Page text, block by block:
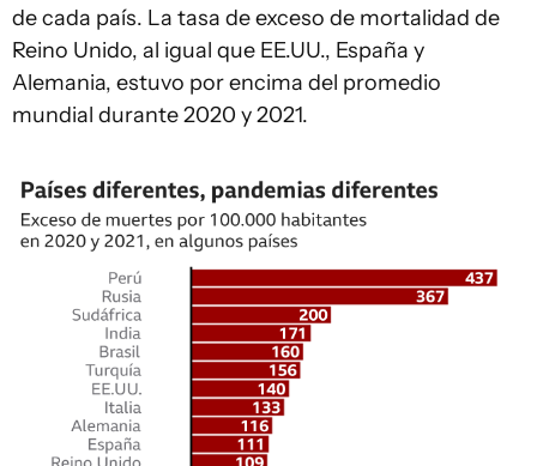
de cada país. La tasa de exceso de mortalidad de
Reino Unido, al igual que EE.UU., España y
Alemania, estuvo por encima del promedio
mundial durante 2020 y 2021.